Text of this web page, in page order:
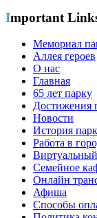
Important
Мемориал
Аллея героев
О нас
Главная
65 лет парку
Достижения
Новости
История
Работа в
Семейное
Онлайн
Афиша
Способы